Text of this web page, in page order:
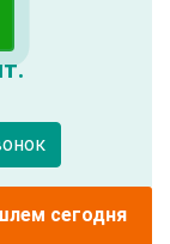
сегодня